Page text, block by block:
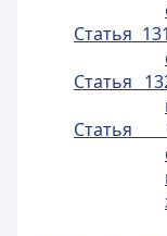
Статья
Статья
Статья